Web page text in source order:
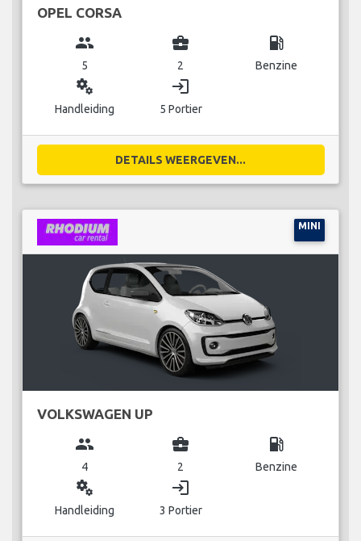
OPEL CORSA
group
5
business_center
2
local_gas_station
Benzine
miscellaneous_services
Handleiding
login
5 Portier
DETAILS WEERGEVEN...
MINI
VOLKSWAGEN UP
group
4
business_center
2
local_gas_station
Benzine
miscellaneous_services
Handleiding
login
3 Portier